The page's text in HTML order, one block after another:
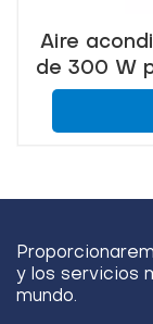
Aire
de 300 W
y los servicios
mundo.